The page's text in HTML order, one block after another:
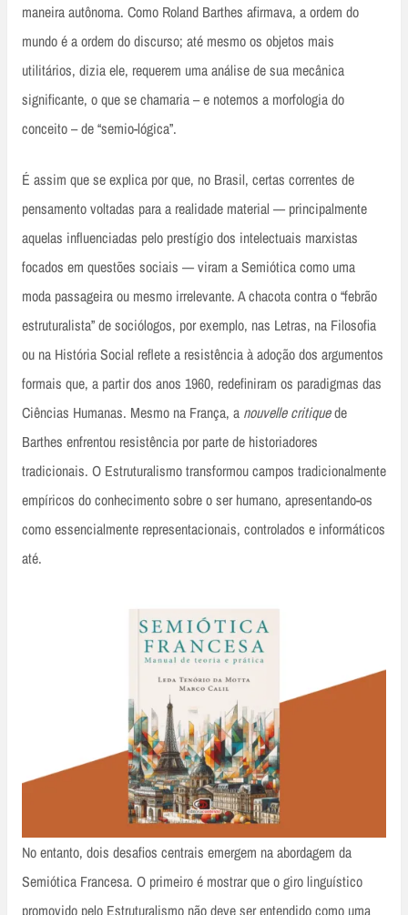
maneira autônoma. Como Roland Barthes afirmava, a ordem do
mundo é a ordem do discurso; até mesmo os objetos mais
utilitários, dizia ele, requerem uma análise de sua mecânica
significante, o que se chamaria – e notemos a morfologia do
conceito – de “semio-lógica”.
É assim que se explica por que, no Brasil, certas correntes de
pensamento voltadas para a realidade material — principalmente
aquelas influenciadas pelo prestígio dos intelectuais marxistas
focados em questões sociais — viram a Semiótica como uma
moda passageira ou mesmo irrelevante. A chacota contra o “febrão
estruturalista” de sociólogos, por exemplo, nas Letras, na Filosofia
ou na História Social reflete a resistência à adoção dos argumentos
formais que, a partir dos anos 1960, redefiniram os paradigmas das
Ciências Humanas. Mesmo na França, a nouvelle critiquede
Barthes enfrentou resistência por parte de historiadores
tradicionais. O Estruturalismo transformou campos tradicionalmente
empíricos do conhecimento sobre o ser humano, apresentando-os
como essencialmente representacionais, controlados e informáticos
até.
No entanto, dois desafios centrais emergem na abordagem da
Semiótica Francesa. O primeiro é mostrar que o giro linguístico
promovido pelo Estruturalismo não deve ser entendido como uma